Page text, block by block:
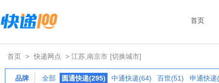
首页
首页 > 快递网点 > 江苏,南京市 [切换城市]
品牌 全部 圆通快递(295) 中通快递(64) 百世(51)
申通快递